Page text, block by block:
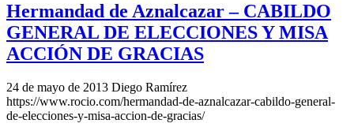
Hermandad de Aznalcazar – CABILDO
GENERAL DE ELECCIONES Y MISA
ACCIÓN DE GRACIAS
24 de mayo de 2013 Diego Ramírez
https://www.rocio.com/hermandad-de-aznalcazar-cabildo-general-
de-elecciones-y-misa-accion-de-gracias/